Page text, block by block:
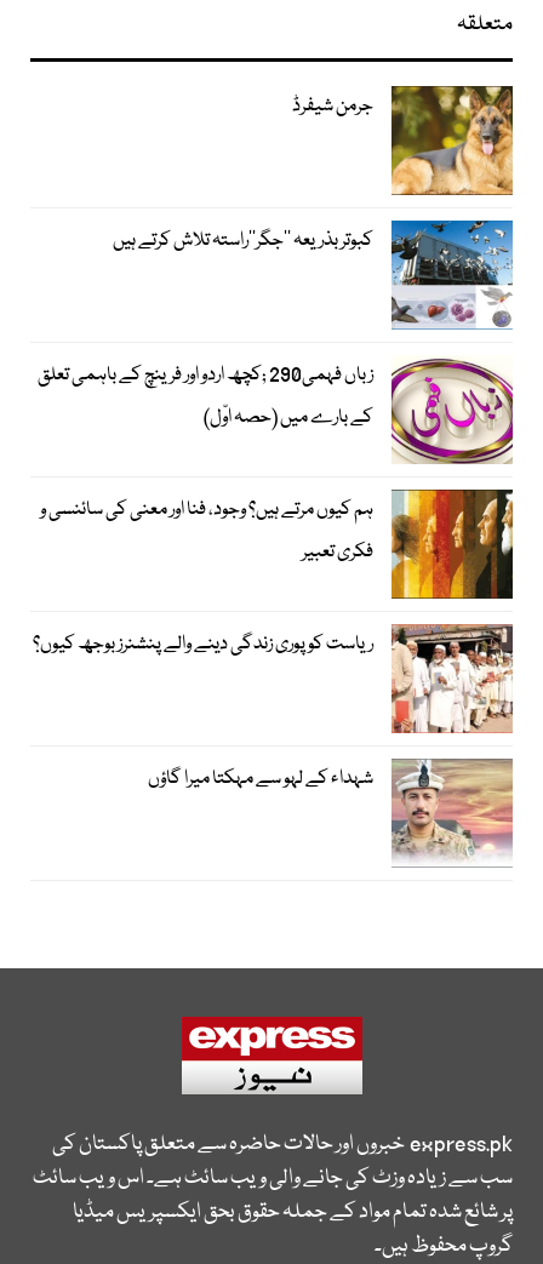
متعلقہ
جرمن شیفرڈ
کبوتر بذریعہ ’’جگر‘‘راستہ تلاش کرتے ہیں
زباں فہمی290 ;کچھ اردو اور فرینچ کے باہمی تعلق
کے بارے میں (حصہ اوّل)
ہم کیوں مرتے ہیں؟ وجود، فنا اور معنی کی سائنسی و
فکری تعبیر
ریاست کو پوری زندگی دینے والے پنشنرز بوجھ کیوں؟
شہداء کے لہو سے مہکتا میرا گاؤں
express.pkخبروں اور حالات حاضرہ سے متعلق پاکستان کی
سب سے زیادہ وزٹ کی جانے والی ویب سائٹ ہے۔ اس ویب سائٹ
پر شائع شدہ تمام مواد کے جملہ حقوق بحق ایکسپریس میڈیا
گروپ محفوظ ہیں۔